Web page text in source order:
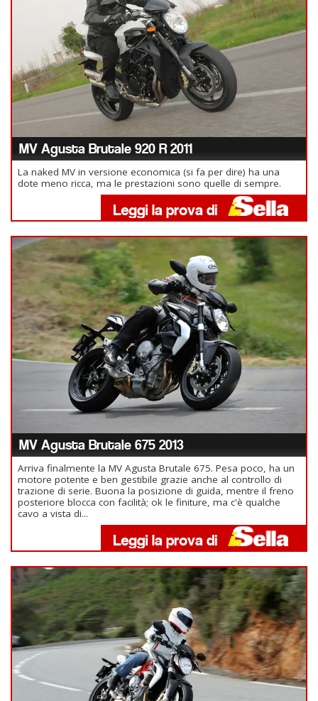
MV Agusta Brutale 920 R 2011
La naked MV in versione economica (si fa per dire) ha una
dote meno ricca, ma le prestazioni sono quelle di sempre.
MV Agusta Brutale 675 2013
Arriva finalmente la MV Agusta Brutale 675. Pesa poco, ha un
motore potente e ben gestibile grazie anche al controllo di
trazione di serie. Buona la posizione di guida, mentre il freno
posteriore blocca con facilità; ok le finiture, ma c'è qualche
cavo a vista di...